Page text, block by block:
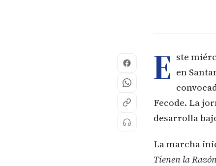
E ste
en
Fecode. La
desarrolla
La marcha
Tienen la